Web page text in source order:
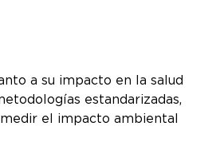
a su impacto en la salud
estandarizadas,
el impacto ambiental